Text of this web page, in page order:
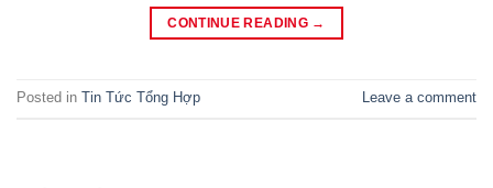
CONTINUE READING →
Posted in Tin Tức Tổng Hợp Leave a comment